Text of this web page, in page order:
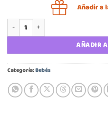
Añadir a
Set 3 tutitos suavecitos Bambino
AÑADIR
Categoría:Bebés